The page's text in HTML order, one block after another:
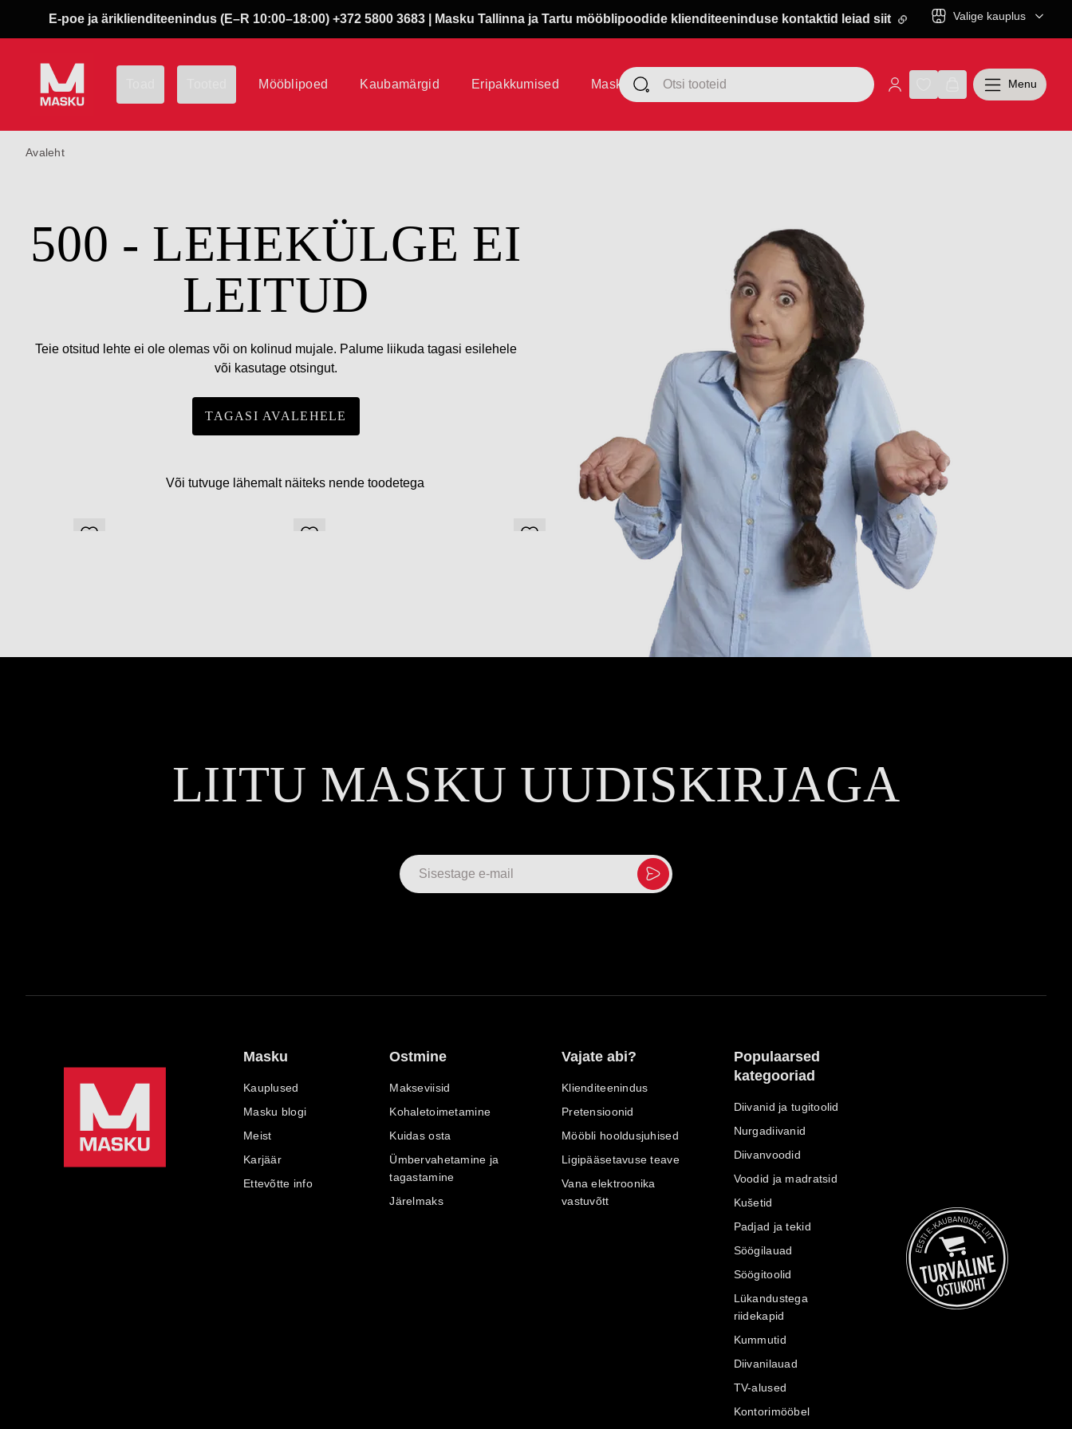
E-poe ja äriklienditeenindus (E–R 10:00–18:00) +372 5800 3683 | Masku Tallinna ja Tartu mööblipoodide klienditeeninduse kontaktid leiad siit Valige kauplus
Mööblipoed Kaubamärgid Eripakkumised Masku klubi Menu
Avaleht
500 - LEHEKÜLGE EI
LEITUD
Teie otsitud lehte ei ole olemas või on kolinud mujale. Palume liikuda tagasi esilehele
või kasutage otsingut.
TAGASI AVALEHELE
Või tutvuge lähemalt näiteks nende toodetega
LIITU MASKU UUDISKIRJAGA
Masku
Kauplused
Masku blogi
Meist
Karjäär
Ettevõtte info
Ostmine
Makseviisid
Kohaletoimetamine
Kuidas osta
Ümbervahetamine ja
tagastamine
Järelmaks
Vajate abi?
Klienditeenindus
Pretensioonid
Mööbli hooldusjuhised
Ligipääsetavuse teave
Vana elektroonika
vastuvõtt
Populaarsed
kategooriad
Diivanid ja tugitoolid
Nurgadiivanid
Diivanvoodid
Voodid ja madratsid
Kušetid
Padjad ja tekid
Söögilauad
Söögitoolid
Lükandustega
riidekapid
Kummutid
Diivanilauad
TV-alused
Kontorimööbel